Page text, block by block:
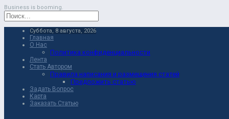
Business is booming.
Суббота, 8 августа, 2026
Главная
О Нас
Политика конфиденциальности
Лента
Стать Автором
Правила написания и размещения статей
Предложить статью
Задать Вопрос
Карта
Заказать Статью